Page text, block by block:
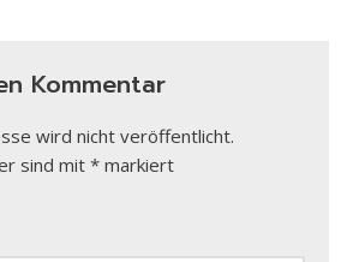
Kommentar
wird nicht veröffentlicht.
sind mit * markiert